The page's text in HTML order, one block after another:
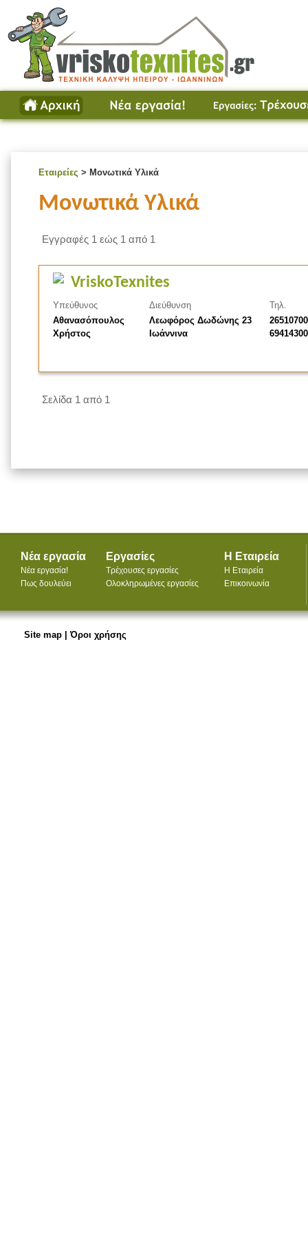
Εταιρείες > Μονωτικά Υλικά
Μονωτικά Υλικά
Εγγραφές 1 εώς 1 από 1
VriskoTexnites
Υπεύθυνος
Αθανασόπουλος
Χρήστος
Διεύθυνση
Λεωφόρος Δωδώνης 23
Ιωάννινα
Τηλ.
Σελίδα 1 από 1
Νέα εργασία
Νέα εργασία!
Πως δουλεύει
Εργασίες
Τρέχουσες εργασίες
Ολοκληρωμένες εργασίες
Η Εταιρεία
Η Εταιρεία
Επικοινωνία
Site map |Όροι χρήσης